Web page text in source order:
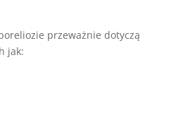
przeważnie dotyczą
jak: